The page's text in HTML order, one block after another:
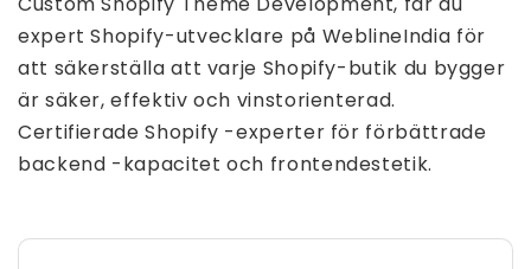
expert Shopify-utvecklare på WeblineIndia för
att säkerställa att varje Shopify-butik du bygger
är säker, effektiv och vinstorienterad.
Certifierade Shopify -experter för förbättrade
backend -kapacitet och frontendestetik.